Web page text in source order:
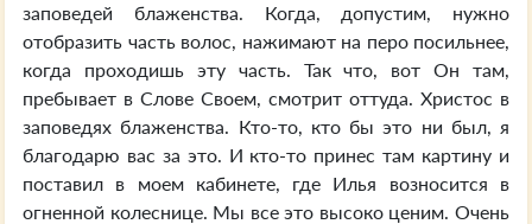
заповедей блаженства. Когда, допустим, нужно
отобразить часть волос, нажимают на перо посильнее,
когда проходишь эту часть. Так что, вот Он там,
пребывает в Слове Своем, смотрит оттуда. Христос в
заповедях блаженства. Кто-то, кто бы это ни был, я
благодарю вас за это. И кто-то принес там картину и
поставил в моем кабинете, где Илья возносится в
огненной колеснице. Мы все это высоко ценим. Очень